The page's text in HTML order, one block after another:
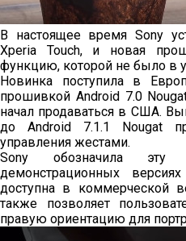
В настоящее время Sony
Xperia Touch, и новая
функцию, которой не было в
Новинка поступила в
прошивкой Android 7.0
начал продаваться в США.
до Android 7.1.1 Nougat
управления жестами.
Sony обозначила эту
демонстрационных
доступна в коммерческой
также позволяет
правую ориентацию для